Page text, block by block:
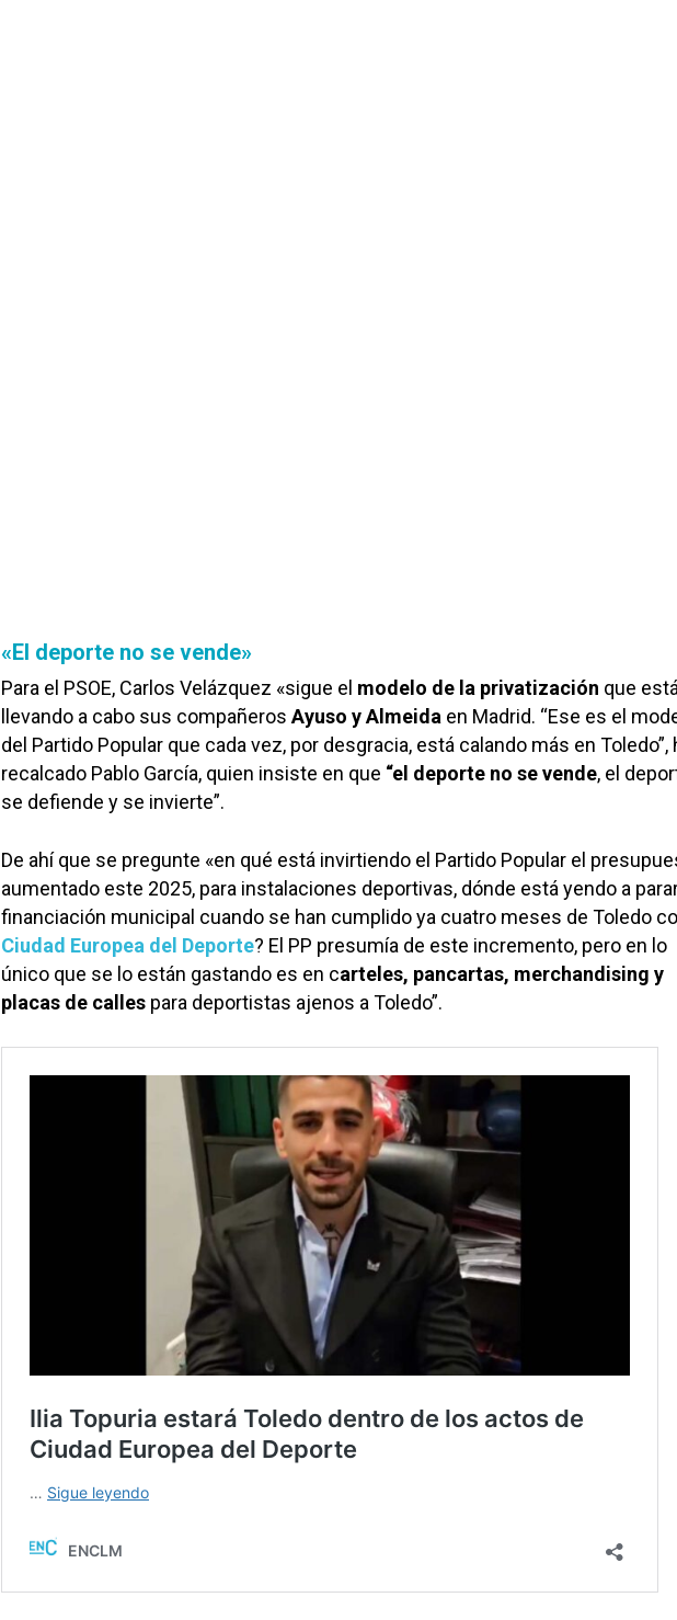
«El deporte no se vende»
Para el PSOE, Carlos Velázquez «sigue el modelo de la privatización que
llevando a cabo sus compañeros Ayuso y Almeida en Madrid. “Ese es el
del Partido Popular que cada vez, por desgracia, está calando más en Toledo”,
recalcado Pablo García, quien insiste en que “el deporte no se vende, el
se defiende y se invierte”.
De ahí que se pregunte «en qué está invirtiendo el Partido Popular el
aumentado este 2025, para instalaciones deportivas, dónde está yendo a
financiación municipal cuando se han cumplido ya cuatro meses de Toledo
Ciudad Europea del Deporte? El PP presumía de este incremento, pero en lo
único que se lo están gastando es en carteles, pancartas, merchandising y
placas de calles para deportistas ajenos a Toledo”.